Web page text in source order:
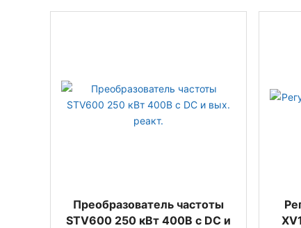
Преобразователь частоты
STV600 250 кВт 400В с DC и